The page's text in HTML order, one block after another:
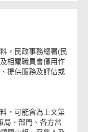
，民政事務總署(民
相關職員會僅用作
提供服務及評估或
，可能會為上文第
局、部門、各方當